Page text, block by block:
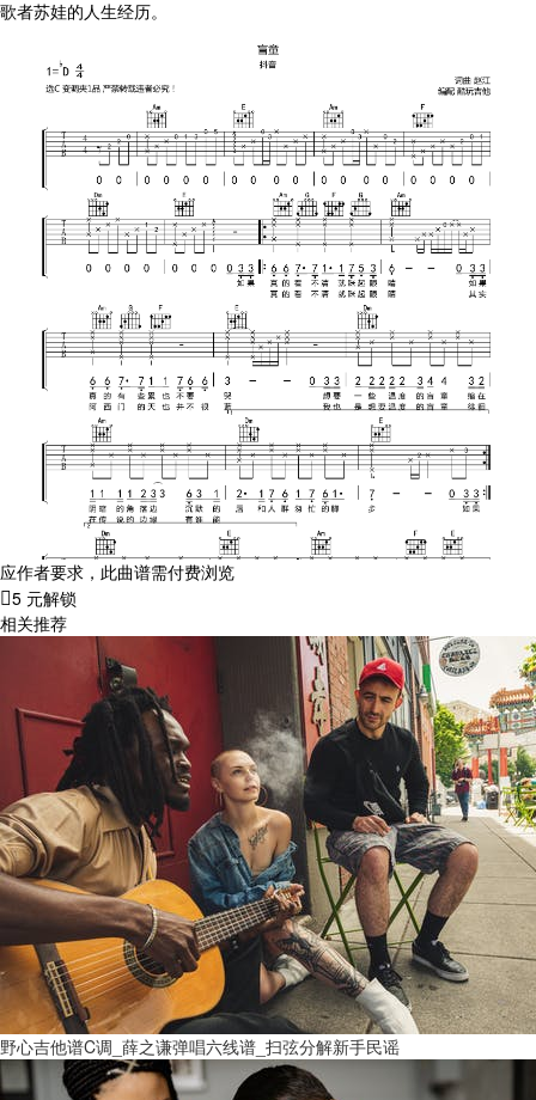
歌者苏娃的人生经历。
应作者要求，此曲谱需付费浏览
5 元解锁
相关推荐
野心吉他谱C调_薛之谦弹唱六线谱_扫弦分解新手民谣